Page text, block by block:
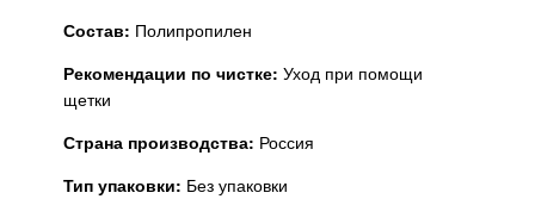
Состав: Полипропилен
Рекомендации по чистке: Уход при помощи
щетки
Страна производства: Россия
Тип упаковки: Без упаковки